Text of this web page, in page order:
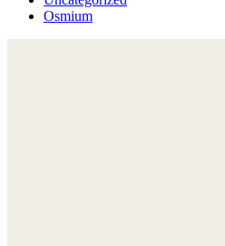
Osmium